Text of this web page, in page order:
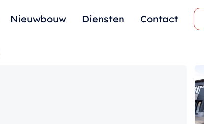
Nieuwbouw Diensten Contact